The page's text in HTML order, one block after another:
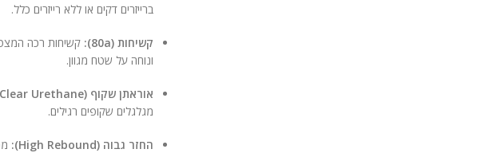
ברייזרים דקים או ללא רייזרים כלל.
קשיחות (80a):
קשיחות רכה
ונוחה על שטח מגוון.
אוראתן שקוף (Clear Urethane):
מגלגלים שקופים רגילים.
החזר גבוה (High Rebound):